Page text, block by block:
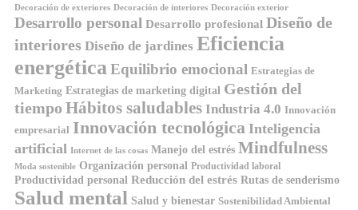
Decoración de exteriores Decoración de interiores Decoración exterior
Desarrollo personal Desarrollo profesional Diseño de
interiores Diseño de jardines Eficiencia
energéticaEquilibrio emocional Estrategias de
Marketing Estrategias de marketing digital Gestión del
tiempo Hábitos saludables Industria 4.0 Innovación
empresarial Innovación tecnológica Inteligencia
artificial Internet de las cosas Manejo del estrés Mindfulness
Moda sostenible Organización personal Productividad laboral
Productividad personal Reducción del estrés Rutas de senderismo
Salud mental Salud y bienestar Sostenibilidad Ambiental